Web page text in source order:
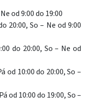
od 9:00 do 19:00
20:00, So – Ne od 9:00
do 20:00, So – Ne od
od 10:00 do 20:00, So –
od 10:00 do 19:00, So –